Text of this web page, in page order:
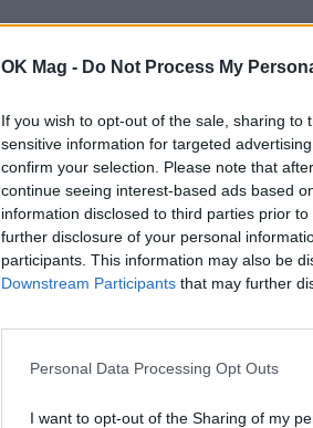
OK Mag - Do Not Process My
If you wish to opt-out of the sale, sharing
sensitive information for targeted
confirm your selection. Please note that
continue seeing interest-based ads based
information disclosed to third parties prior
further disclosure of your personal
participants. This information may also be
Downstream Participants that may further
Personal Data Processing Opt Outs
I want to opt-out of the Sharing of my